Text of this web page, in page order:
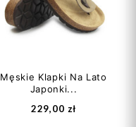
Dodaj do koszyka
Męskie Klapki Na Lato
Japonki...
229,00 zł